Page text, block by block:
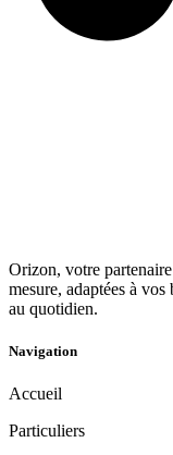
Orizon, votre
mesure, adaptées à
au quotidien.
Navigation
Accueil
Particuliers